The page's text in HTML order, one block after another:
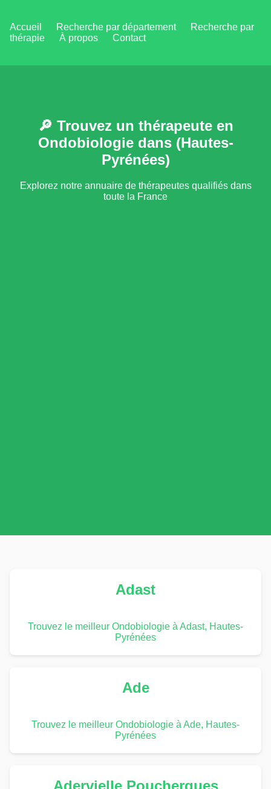
Accueil Recherche par département
Recherche par
thérapie
À propos Contact
🔎 Trouvez un thérapeute en
Ondobiologie dans (Hautes-
Pyrénées)
Explorez notre annuaire de thérapeutes qualifiés dans
toute la France
Adast
Trouvez le meilleur Ondobiologie à Adast, Hautes-
Pyrénées
Ade
Trouvez le meilleur Ondobiologie à Ade, Hautes-
Pyrénées
Adervielle Pouchergues